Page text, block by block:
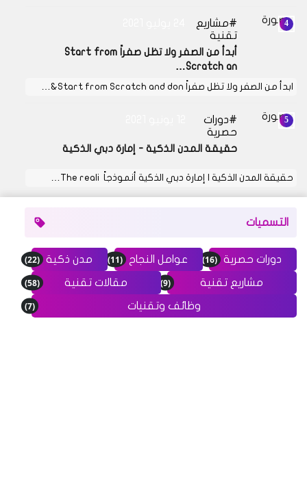
مشاريع
تقنية
أبدأ من الصفر ولا تظل صفراً Start from
Scratch an…
ابدأ من الصفر ولا تظل صفراً Start from Scratch and don&…
دورات
حصرية
حقيقة المدن الذكية - إمارة دبي الذكية
حقيقة المدن الذكية | إمارة دبي الذكية أنموذجاً The reali…
التسميات
دورات حصرية (16) عوامل النجاح (11) مدن ذكية (22)
مشاريع تقنية (9) مقالات تقنية (58)
وظائف وتقنيات (7)